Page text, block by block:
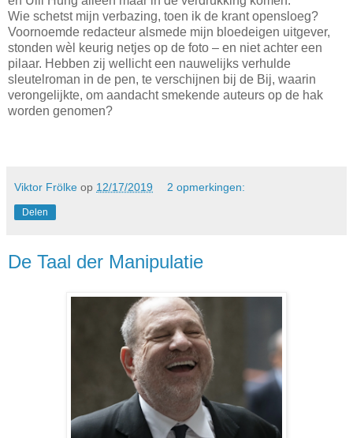
Wie schetst mijn verbazing, toen ik de krant opensloeg?
Voornoemde redacteur alsmede mijn bloedeigen uitgever,
stonden wèl keurig netjes op de foto – en niet achter een
pilaar. Hebben zij wellicht een nauwelijks verhulde
sleutelroman in de pen, te verschijnen bij de Bij, waarin
verongelijkte, om aandacht smekende auteurs op de hak
worden genomen?
Viktor Frölke op 12/17/2019 2 opmerkingen:
Delen
De Taal der Manipulatie